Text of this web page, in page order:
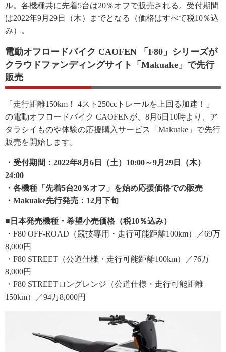
ル。各機種共に先着5台は20％オフで販売される。受付期間
は2022年9月29日（木）までとなる（価格はすべて税10％込
み）。
電動オフロードバイク CAOFEN 「F80」シリーズが
クラウドファンディングサイト「Makuake」で先行
販売
「走行距離150km！ 4スト250ccトレールを上回る加速！」
の電動オフロードバイク CAOFENが、8月6日10時より、ア
タラシイものや体験の応援購入サービス「Makuake」で先行
販売を開始します。
・受付期間：2022年8月6日（土）10:00～9月29日（木）
24:00
・各機種「先着5台20％オフ」を始め応援価格での販売
・Makuake先行発売：12月下旬
■日本発売機種・希望小売価格（税10％込み）
・F80 OFF-ROAD（競技専用・走行可能距離100km）／69万
8,000円
・F80 STREET（公道仕様・走行可能距離100km）／76万
8,000円
・F80 STREETロングレンジ（公道仕様・走行可能距離
150km）／94万8,000円